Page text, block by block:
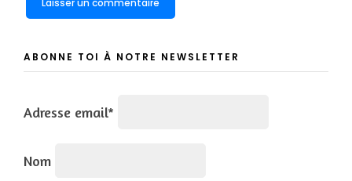
ABONNE TOI À NOTRE NEWSLETTER
Adresse email*
Nom